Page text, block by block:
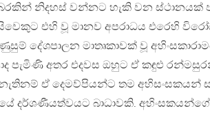
නිදහස් වන්නට හැකි වන ස්ථානයක්
එහි වූ මානව අපරාධය එරෙහි
දේශපාලන මාතෘකාවක් වූ
පැමිණි අතර එදවස ඔහුට ඒ කඳුළු
ඒ දෙමව්පියන්ට තම අහිසංසකයන්
දර්ශණීයත්වයට බාධාවකි.